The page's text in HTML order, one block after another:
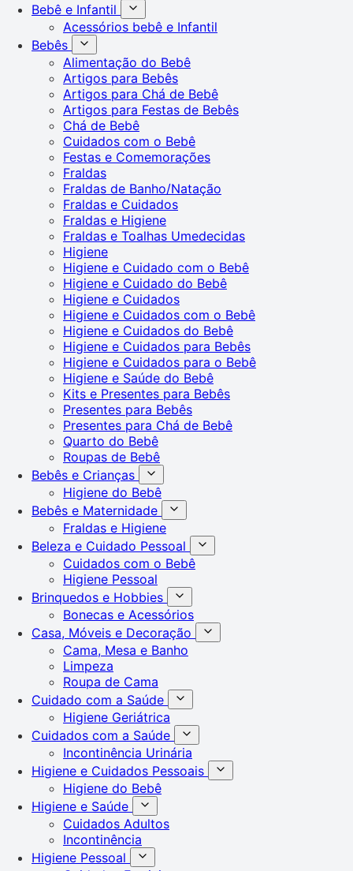
Bebê e Infantil
Acessórios bebê e Infantil
Bebês
Alimentação do Bebê
Artigos para Bebês
Artigos para Chá de Bebê
Artigos para Festas de Bebês
Chá de Bebê
Cuidados com o Bebê
Festas e Comemorações
Fraldas
Fraldas de Banho/Natação
Fraldas e Cuidados
Fraldas e Higiene
Fraldas e Toalhas Umedecidas
Higiene
Higiene e Cuidado com o Bebê
Higiene e Cuidado do Bebê
Higiene e Cuidados
Higiene e Cuidados com o Bebê
Higiene e Cuidados do Bebê
Higiene e Cuidados para Bebês
Higiene e Cuidados para o Bebê
Higiene e Saúde do Bebê
Kits e Presentes para Bebês
Presentes para Bebês
Presentes para Chá de Bebê
Quarto do Bebê
Roupas de Bebê
Bebês e Crianças
Higiene do Bebê
Bebês e Maternidade
Fraldas e Higiene
Beleza e Cuidado Pessoal
Cuidados com o Bebê
Higiene Pessoal
Brinquedos e Hobbies
Bonecas e Acessórios
Casa, Móveis e Decoração
Cama, Mesa e Banho
Limpeza
Roupa de Cama
Cuidado com a Saúde
Higiene Geriátrica
Cuidados com a Saúde
Incontinência Urinária
Higiene e Cuidados Pessoais
Higiene do Bebê
Higiene e Saúde
Cuidados Adultos
Incontinência
Higiene Pessoal